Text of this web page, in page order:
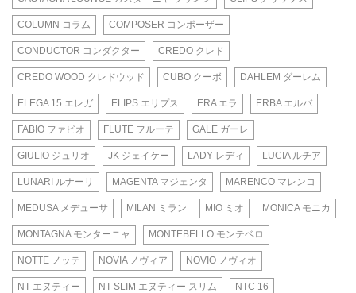
COLUMN コラム COMPOSER コンポーザー
CONDUCTOR コンダクター CREDO クレド
CREDO WOOD クレドウッド CUBO クーボ DAHLEM ダーレム
ELEGA 15 エレガ ELIPS エリプス ERA エラ ERBA エルバ
FABIO ファビオ FLUTE フルーテ GALE ガーレ
GIULIO ジュリオ JK ジェイケー LADY レディ LUCIA ルチア
LUNARI ルナーリ MAGENTA マジェンタ MARENCO マレンコ
MEDUSA メデューサ MILAN ミラン MIO ミオ MONICA モニカ
MONTAGNA モンターニャ MONTEBELLO モンテベロ
NOTTE ノッテ NOVIA ノヴィア NOVIO ノヴィオ
NT エヌティー NT SLIM エヌティー スリム NTC 16